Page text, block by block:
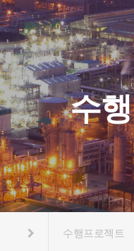
수
수행프로젝트